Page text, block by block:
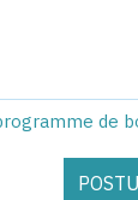
de